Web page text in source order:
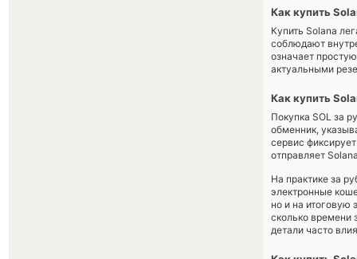
Как купить
Купить Solana
соблюдают
означает
актуальными
Как купить
Покупка SOL за
обменник,
сервис
отправляет
На практике за
электронные
но и на итоговую
сколько времени
детали часто